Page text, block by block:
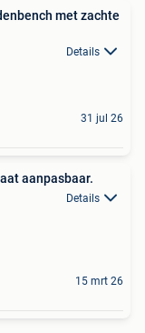
met zachte
Details
31 jul 26
aanpasbaar.
Details
15 mrt 26